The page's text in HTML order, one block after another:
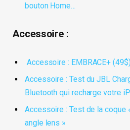
bouton Home…
Accessoire :
Accessoire : EMBRACE+
Accessoire : Test du JBL
Bluetooth qui recharge votre
Accessoire : Test de la coque
angle lens »